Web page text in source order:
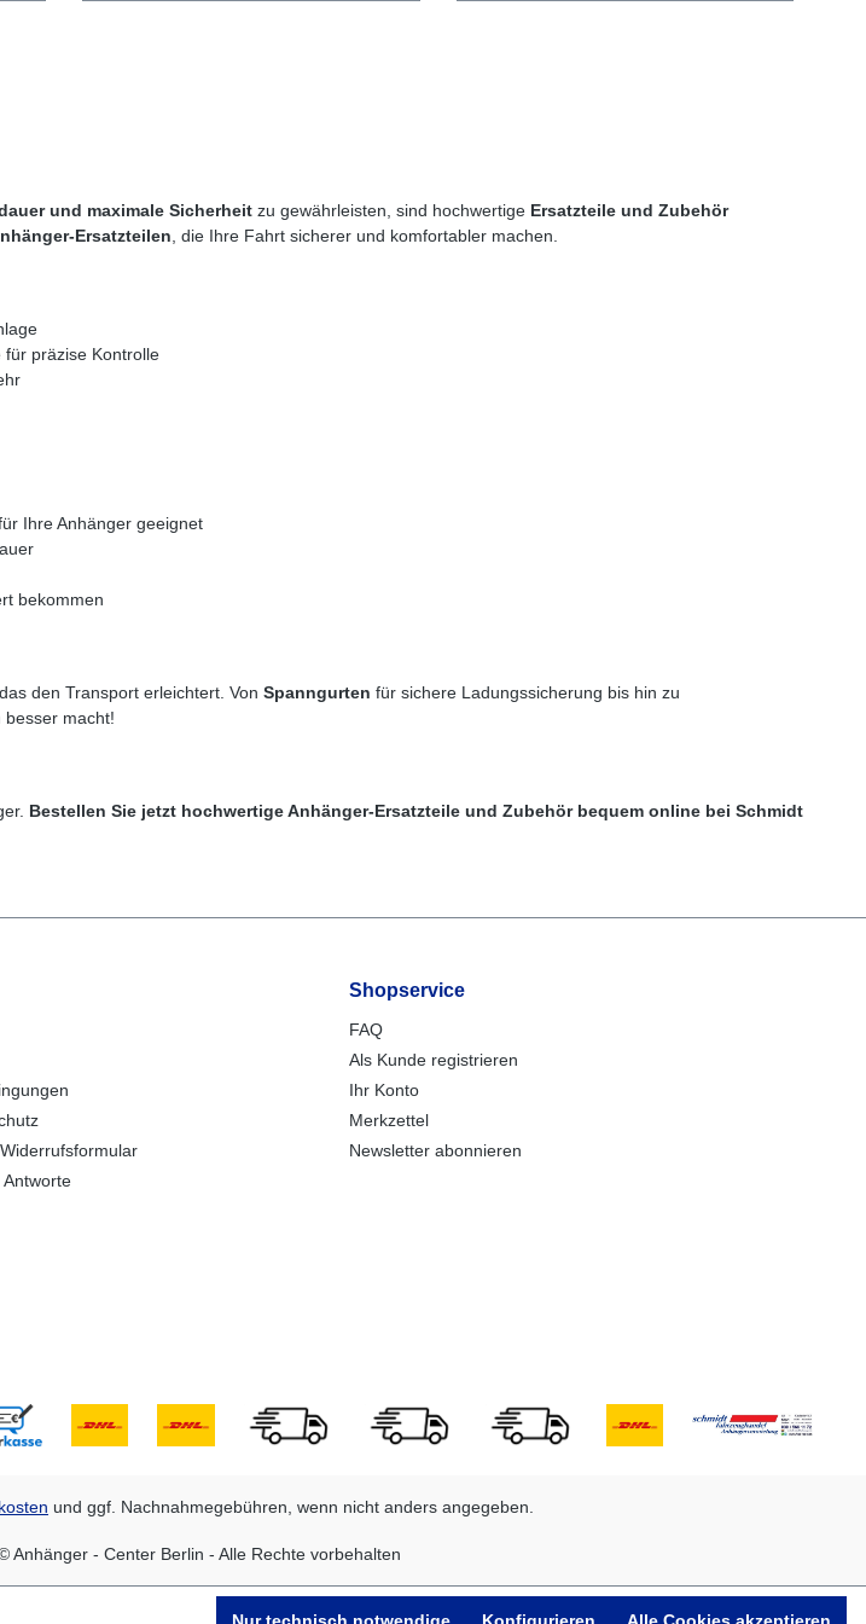
und maximale Sicherheit zu gewährleisten, sind hochwertige Ersatzteile und Zubehör
Ersatzteilen , die Ihre Fahrt sicherer und komfortabler machen.
präzise Kontrolle
Ihre Anhänger geeignet
bekommen
den Transport erleichtert. Von Spanngurten für sichere Ladungssicherung bis hin zu
besser macht!
Bestellen Sie jetzt hochwertige Anhänger-Ersatzteile und Zubehör bequem online bei Schmidt
Shopservice
FAQ
Als Kunde registrieren
Ihr Konto
Merkzettel
Newsletter abonnieren
und ggf. Nachnahmegebühren, wenn nicht anders angegeben.
- Center Berlin - Alle Rechte vorbehalten